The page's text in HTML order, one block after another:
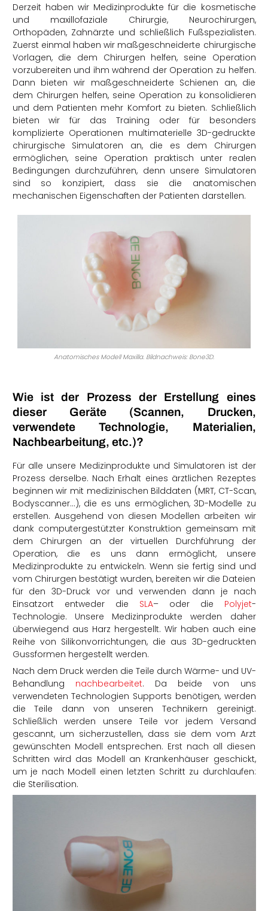
Derzeit haben wir Medizinprodukte für die kosmetische
und maxillofaziale Chirurgie, Neurochirurgen,
Orthopäden, Zahnärzte und schließlich Fußspezialisten.
Zuerst einmal haben wir maßgeschneiderte chirurgische
Vorlagen, die dem Chirurgen helfen, seine Operation
vorzubereiten und ihm während der Operation zu helfen.
Dann bieten wir maßgeschneiderte Schienen an, die
dem Chirurgen helfen, seine Operation zu konsolidieren
und dem Patienten mehr Komfort zu bieten. Schließlich
bieten wir für das Training oder für besonders
komplizierte Operationen multimaterielle 3D-gedruckte
chirurgische Simulatoren an, die es dem Chirurgen
ermöglichen, seine Operation praktisch unter realen
Bedingungen durchzuführen, denn unsere Simulatoren
sind so konzipiert, dass sie die anatomischen
mechanischen Eigenschaften der Patienten darstellen.
Anatomisches Modell Maxilla. Bildnachweis: Bone3D.
Wie ist der Prozess der Erstellung eines
dieser Geräte (Scannen, Drucken,
verwendete Technologie, Materialien,
Nachbearbeitung, etc.)?
Für alle unsere Medizinprodukte und Simulatoren ist der
Prozess derselbe. Nach Erhalt eines ärztlichen Rezeptes
beginnen wir mit medizinischen Bilddaten (MRT, CT-Scan,
Bodyscanner…), die es uns ermöglichen, 3D-Modelle zu
erstellen. Ausgehend von diesen Modellen arbeiten wir
dank computergestützter Konstruktion gemeinsam mit
dem Chirurgen an der virtuellen Durchführung der
Operation, die es uns dann ermöglicht, unsere
Medizinprodukte zu entwickeln. Wenn sie fertig sind und
vom Chirurgen bestätigt wurden, bereiten wir die Dateien
für den 3D-Druck vor und verwenden dann je nach
Einsatzort entweder die SLA– oder die Polyjet-
Technologie. Unsere Medizinprodukte werden daher
überwiegend aus Harz hergestellt. Wir haben auch eine
Reihe von Silikonvorrichtungen, die aus 3D-gedruckten
Gussformen hergestellt werden.
Nach dem Druck werden die Teile durch Wärme- und UV-
Behandlung nachbearbeitet. Da beide von uns
verwendeten Technologien Supports benötigen, werden
die Teile dann von unseren Technikern gereinigt.
Schließlich werden unsere Teile vor jedem Versand
gescannt, um sicherzustellen, dass sie dem vom Arzt
gewünschten Modell entsprechen. Erst nach all diesen
Schritten wird das Modell an Krankenhäuser geschickt,
um je nach Modell einen letzten Schritt zu durchlaufen:
die Sterilisation.